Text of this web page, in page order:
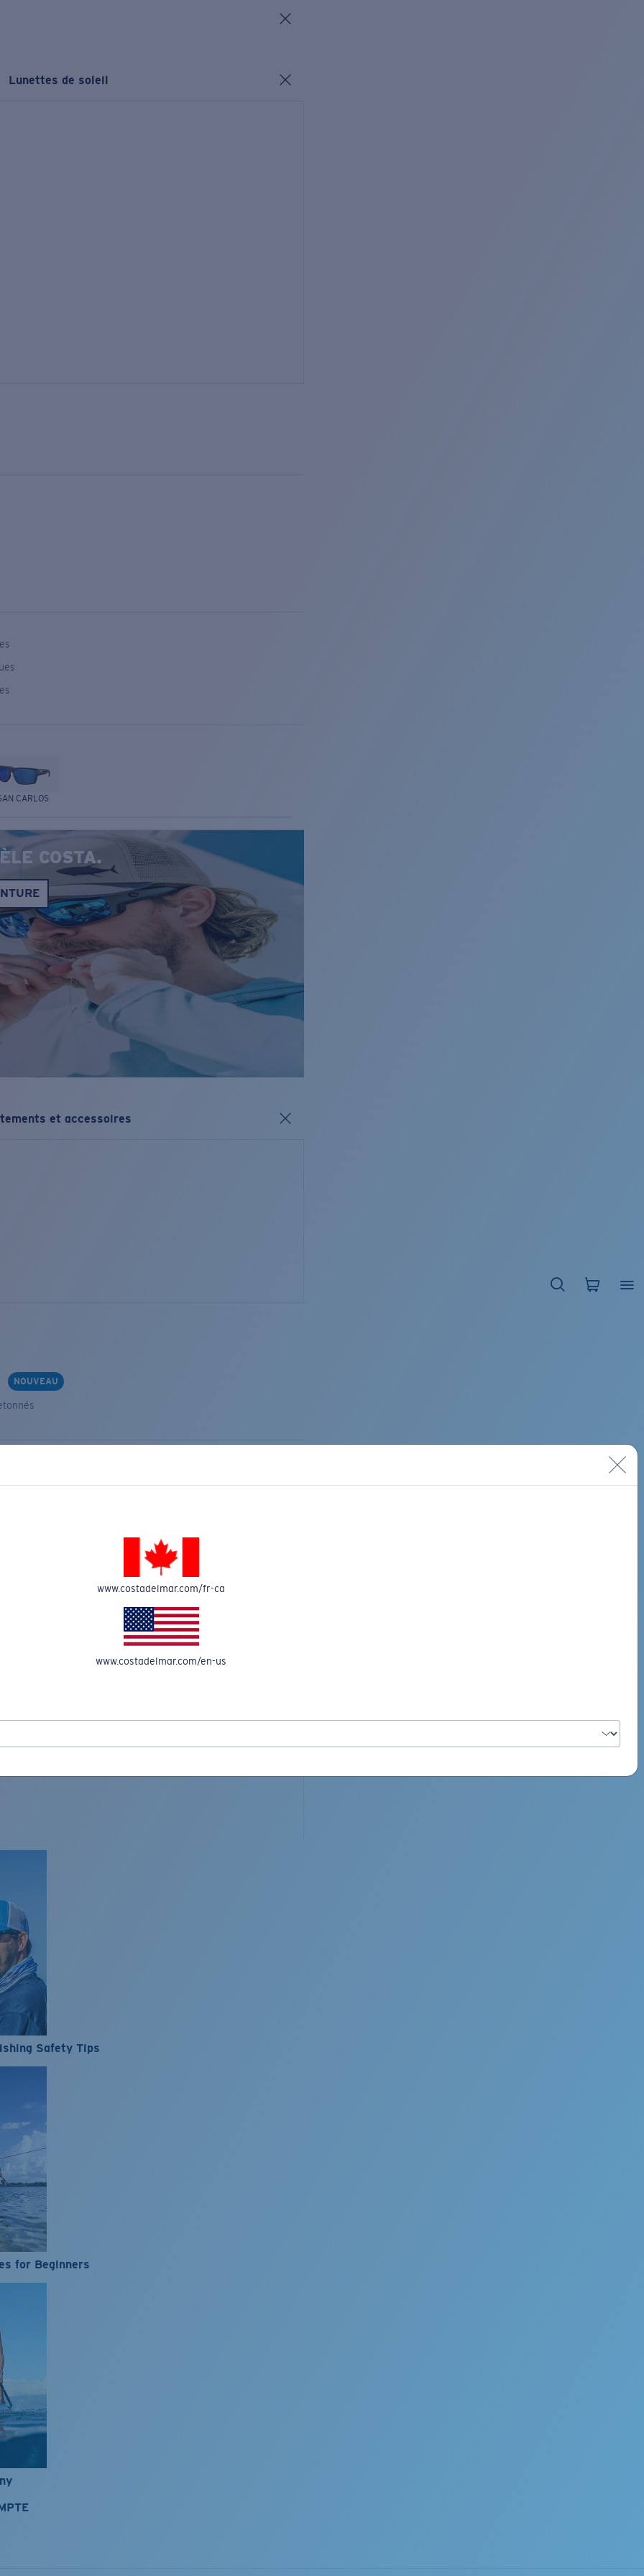
Lunettes de soleil
CARLOS
COSTA.
et accessoires
NOUVEAU
Safety Tips
for Beginners
www.costadelmar.com/fr-ca
www.costadelmar.com/en-us